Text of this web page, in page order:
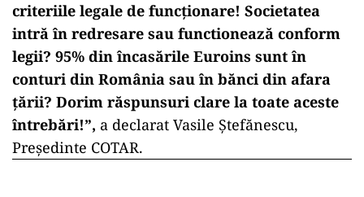
criteriile legale de funcționare! Societatea
intră în redresare sau functionează conform
legii? 95% din încasările Euroins sunt în
conturi din România sau în bănci din afara
țării? Dorim răspunsuri clare la toate aceste
întrebări!”, a declarat Vasile Ștefănescu,
Președinte COTAR.